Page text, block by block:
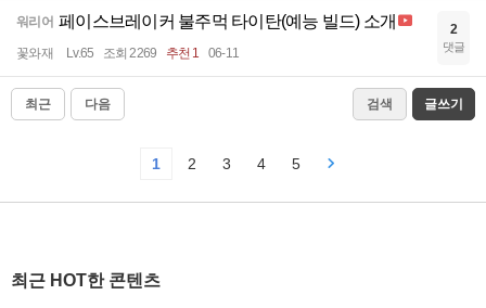
워리어 페이스브레이커 불주먹 타이탄(예능 빌드) 소개
꽃와재 Lv.65 조회 2269 추천 1 06-11
2
댓글
최근 다음 검색 글쓰기
1 2 3 4 5
최근 HOT한 콘텐츠